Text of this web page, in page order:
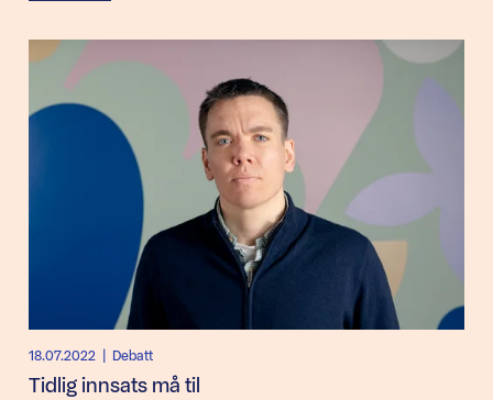
18.07.2022 | Debatt
Tidlig innsats må til